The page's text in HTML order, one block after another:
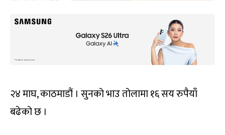
२४ माघ, काठमाडौं । सुनको भाउ तोलामा १६ सय रुपैयाँ
बढेको छ ।